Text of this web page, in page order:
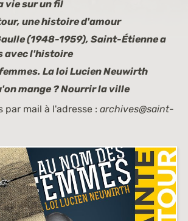
vie sur un fil
une histoire d'amour
(1948-1959), Saint-Étienne a
avec l'histoire
La loi Lucien Neuwirth
mange ? Nourrir la ville
par mail à l'adresse : archives@saint-